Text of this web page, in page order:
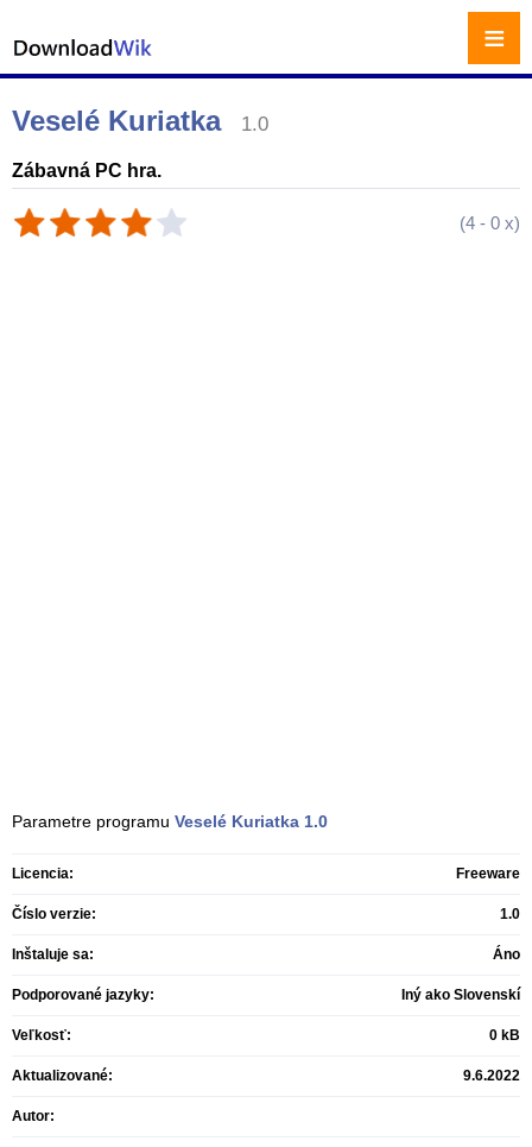
Veselé Kuriatka 1.0
Zábavná PC hra.
(4 - 0 x)
Parametre programu Veselé Kuriatka 1.0
Licencia: Freeware
Číslo verzie: 1.0
Inštaluje sa: Áno
Podporované jazyky: Iný ako Slovenskí
Veľkosť: 0 kB
Aktualizované: 9.6.2022
Autor:
≡